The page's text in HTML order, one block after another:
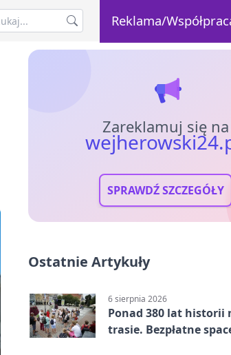
Reklama/
Zareklamuj się na
SPRAWDŹ SZCZEGÓŁY
Ostatnie Artykuły
6 sierpnia 2026
Ponad 380 lat historii
trasie. Bezpłatne